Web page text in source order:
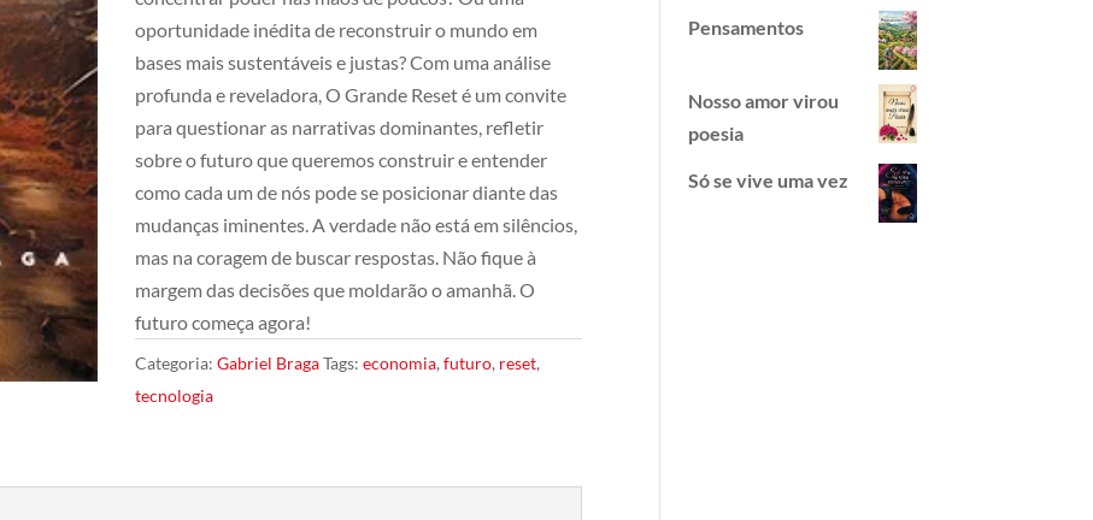
oportunidade inédita de reconstruir o mundo em
bases mais sustentáveis e justas? Com uma análise
profunda e reveladora, O Grande Reset é um convite
para questionar as narrativas dominantes, refletir
sobre o futuro que queremos construir e entender
como cada um de nós pode se posicionar diante das
mudanças iminentes. A verdade não está em silêncios,
mas na coragem de buscar respostas. Não fique à
margem das decisões que moldarão o amanhã. O
futuro começa agora!
Categoria: Gabriel BragaTags: economia, futuro, reset,
tecnologia
Pensamentos
Nosso amor virou
poesia
Só se vive uma vez